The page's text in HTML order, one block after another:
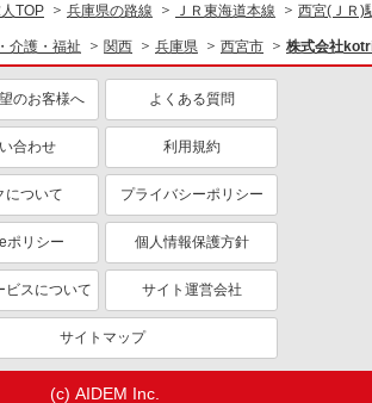
探す
医療・介護・福祉
探す
ミドル（40代～）活躍中
車通勤OK
社会保険あり
り
TOP 兵庫県の路線 ＪＲ東海道本線 西宮(ＪＲ)
介護・福祉 関西 兵庫県 西宮市 株式会社
のお客様へ よくある質問
合わせ 利用規約
について プライバシーポリシー
ポリシー 個人情報保護方針
ビスについて サイト運営会社
サイトマップ
(c) AIDEM Inc.